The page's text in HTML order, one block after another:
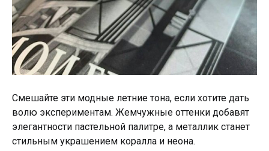
Смешайте эти модные летние тона, если хотите дать
волю экспериментам. Жемчужные оттенки добавят
элегантности пастельной палитре, а металлик станет
стильным украшением коралла и неона.